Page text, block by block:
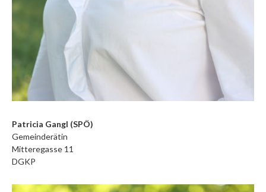
Patricia Gangl (SPÖ)
Gemeinderätin
Mitteregasse 11
DGKP